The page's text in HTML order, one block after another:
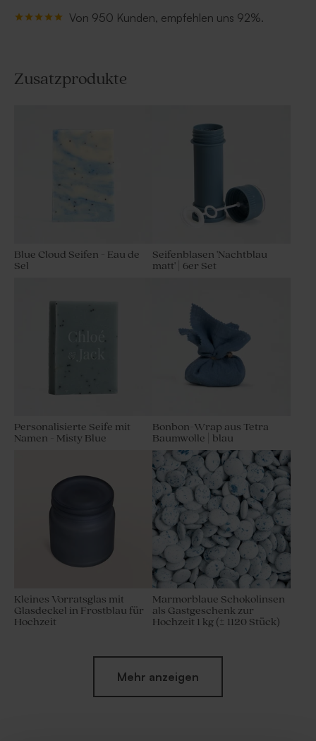
Von 950 Kunden, empfehlen uns 92%.
Zusatzprodukte
Blue Cloud Seifen - Eau de
Sel
Seifenblasen 'Nachtblau
matt' | 6er Set
Personalisierte Seife mit
Namen - Misty Blue
Bonbon-Wrap aus Tetra
Baumwolle | blau
Kleines Vorratsglas mit
Glasdeckel in Frostblau für
Hochzeit
Marmorblaue Schokolinsen
als Gastgeschenk zur
Hochzeit 1 kg (± 1120 Stück)
Mehr anzeigen